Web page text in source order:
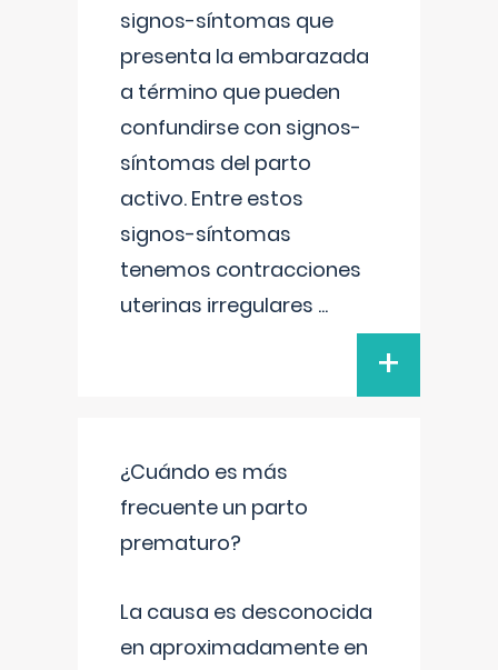
signos-síntomas que
presenta la embarazada
a término que pueden
confundirse con signos-
síntomas del parto
activo. Entre estos
signos-síntomas
tenemos contracciones
uterinas irregulares ...
+
¿Cuándo es más
frecuente un parto
prematuro?
La causa es desconocida
en aproximadamente en